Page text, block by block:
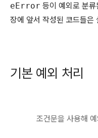
eError 등이 예외로 분
장에 앞서 작성된 코드들은
기본 예외 처리
조건문을 사용해